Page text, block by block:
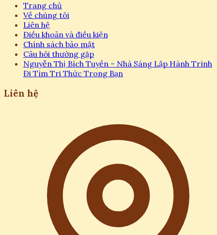
Trang chủ
Về chúng tôi
Liên hệ
Điều khoản và điều kiện
Chính sách bảo mật
Câu hỏi thường gặp
Nguyễn Thị Bích Tuyền – Nhà Sáng Lập Hành Trình
Đi Tìm Tri Thức Trong Bạn
Liên hệ